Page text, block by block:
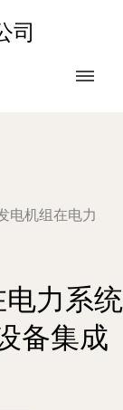
司
电机组在电力
力系统
备集成